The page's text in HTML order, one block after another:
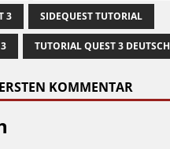
3 SIDEQUEST TUTORIAL
TUTORIAL QUEST 3 DEUTSCH
KOMMENTAR